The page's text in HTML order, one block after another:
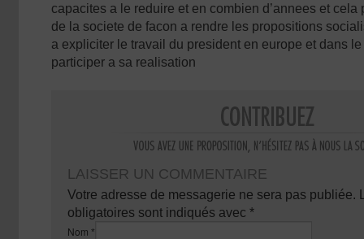
capacites a le reduire et en combien d’annees et cela
de la societe de facon a rendre les propositions
a expliciter le travail du president en europe et dans
participer a sa realisation
LAISSER UN COMMENTAIRE
Votre adresse de messagerie ne sera pas publiée.
obligatoires sont indiqués avec *
Nom *